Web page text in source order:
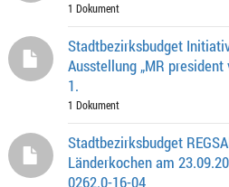
1 Dokument
Stadtbezirksbudget
Ausstellung „MR
1.
1 Dokument
Stadtbezirksbudget
Länderkochen am
0262.0-16-04